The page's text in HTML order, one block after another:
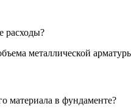
расходы?
металлической
материала в фундаменте?